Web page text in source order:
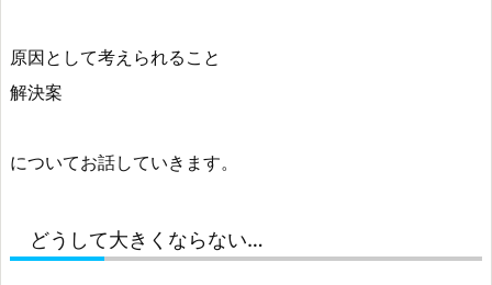
原因として考えられること
解決案
についてお話していきます。
どうして大きくならない…